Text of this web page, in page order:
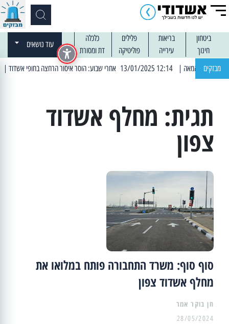
ביטחון בריאות פלילים
כלכלה
חינוך
עירייה פוליטיקה דת ומסורת
עוד נושאים
מבזקים | 12:14 13/01/2025 אחרי שבוע: הוסר איסור הרחצה בחופי אשדוד | 13:04 14/01/2025 עובדים בלילות: עבודות קרצוף וריבוד אספלט
תגית: מחלף אשדוד
צפון
סוף סוף: משרד התחבורה פותח במלואו את
מחלף אשדוד צפון
28/05/2024